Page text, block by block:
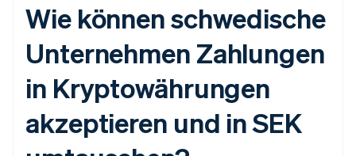
Wie können schwedische
Unternehmen Zahlungen
in Kryptowährungen
akzeptieren und in SEK